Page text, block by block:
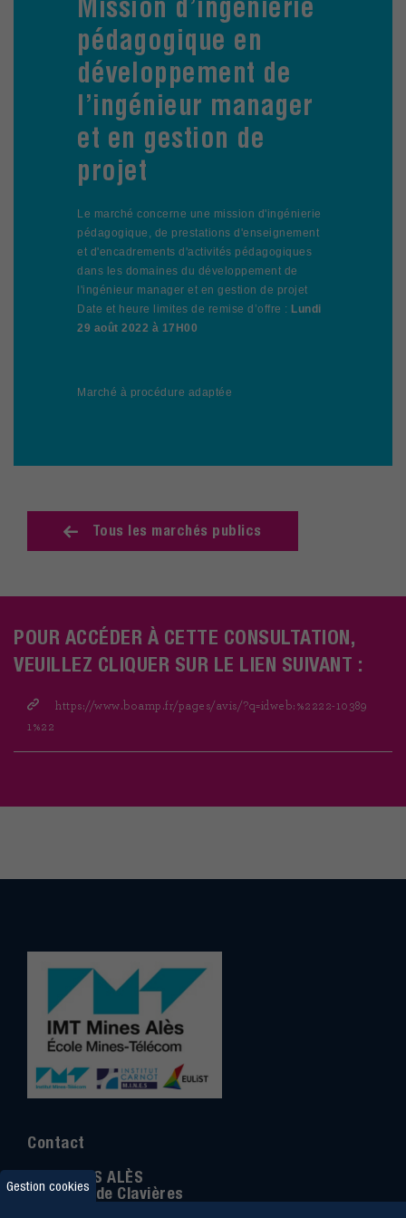
Mission d’ingénierie
pédagogique en
développement de
l’ingénieur manager
et en gestion de
projet
Le marché concerne une mission d'ingénierie
pédagogique, de prestations d'enseignement
et d'encadrements d'activités pédagogiques
dans les domaines du développement de
l'ingénieur manager et en gestion de projet
Date et heure limites de remise d’offre : Lundi
29 août 2022 à 17H00
Marché à procédure adaptée
Tous les marchés publics
POUR ACCÉDER À CETTE CONSULTATION,
VEUILLEZ CLIQUER SUR LE LIEN SUIVANT :
https://www.boamp.fr/pages/avis/?q=idweb:%2222-10389
1%22
Contact
IMT MINES ALÈS
6 Avenue de Clavières
Gestion cookies